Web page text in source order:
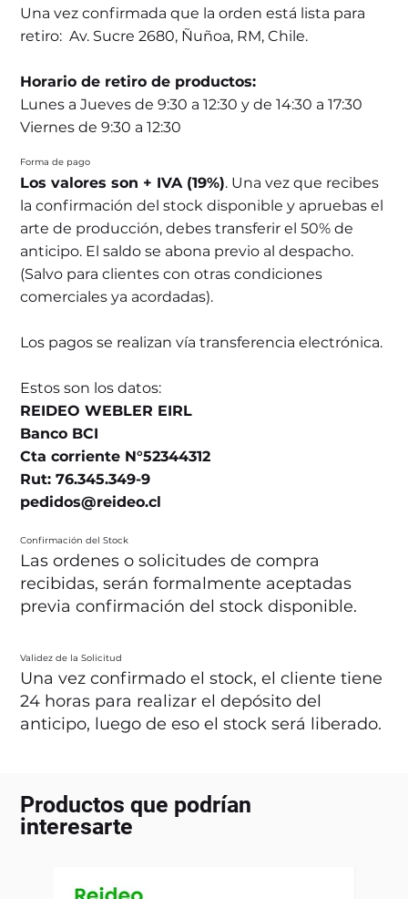
Una vez confirmada que la orden está lista para
retiro: Av. Sucre 2680, Ñuñoa, RM, Chile.
Horario de retiro de productos:
Lunes a Jueves de 9:30 a 12:30 y de 14:30 a 17:30
Viernes de 9:30 a 12:30
Forma de pago
Los valores son + IVA (19%). Una vez que recibes
la confirmación del stock disponible y apruebas el
arte de producción, debes transferir el 50% de
anticipo. El saldo se abona previo al despacho.
(Salvo para clientes con otras condiciones
comerciales ya acordadas).
Los pagos se realizan vía transferencia electrónica.
Estos son los datos:
REIDEO WEBLER EIRL
Banco BCI
Cta corriente N°52344312
Rut: 76.345.349-9
pedidos@reideo.cl
Confirmación del Stock
Las ordenes o solicitudes de compra
recibidas, serán formalmente aceptadas
previa confirmación del stock disponible.
Validez de la Solicitud
Una vez confirmado el stock, el cliente tiene
24 horas para realizar el depósito del
anticipo, luego de eso el stock será liberado.
Productos que podrían
interesarte